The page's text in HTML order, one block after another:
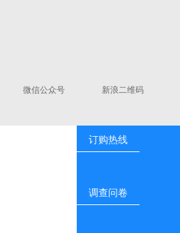
微信公众号 新浪二维码
微信订购
订购热线
调查问卷